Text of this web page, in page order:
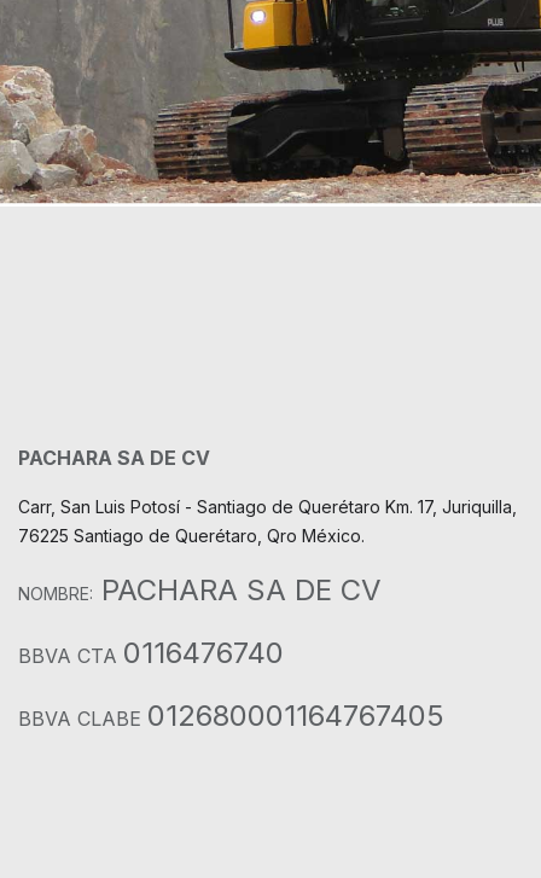
PACHARA SA DE CV
Carr, San Luis Potosí - Santiago de Querétaro Km. 17, Juriquilla,
76225 Santiago de Querétaro, Qro México.
NOMBRE: PACHARA SA DE CV
BBVA CTA 0116476740
BBVA CLABE 012680001164767405